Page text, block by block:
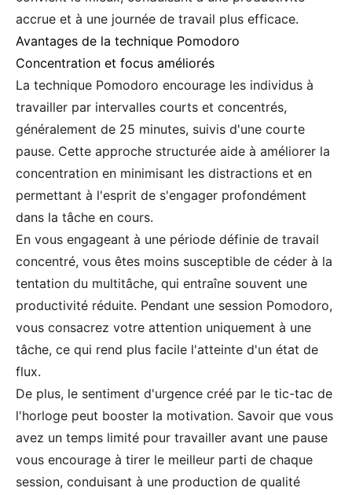
accrue et à une journée de travail plus efficace.
Avantages de la technique Pomodoro
Concentration et focus améliorés
La technique Pomodoro encourage les individus à
travailler par intervalles courts et concentrés,
généralement de 25 minutes, suivis d'une courte
pause. Cette approche structurée aide à améliorer la
concentration en minimisant les distractions et en
permettant à l'esprit de s'engager profondément
dans la tâche en cours.
En vous engageant à une période définie de travail
concentré, vous êtes moins susceptible de céder à la
tentation du multitâche, qui entraîne souvent une
productivité réduite. Pendant une session Pomodoro,
vous consacrez votre attention uniquement à une
tâche, ce qui rend plus facile l'atteinte d'un état de
flux.
De plus, le sentiment d'urgence créé par le tic-tac de
l'horloge peut booster la motivation. Savoir que vous
avez un temps limité pour travailler avant une pause
vous encourage à tirer le meilleur parti de chaque
session, conduisant à une production de qualité